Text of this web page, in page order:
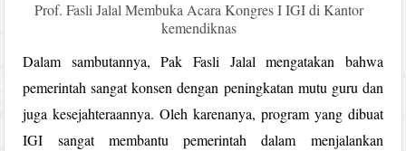
Prof. Fasli Jalal Membuka Acara Kongres I IGI di Kantor
kemendiknas
Dalam sambutannya, Pak Fasli Jalal mengatakan bahwa
pemerintah sangat konsen dengan peningkatan mutu guru dan
juga kesejahteraannya. Oleh karenanya, program yang dibuat
IGI sangat membantu pemerintah dalam menjalankan